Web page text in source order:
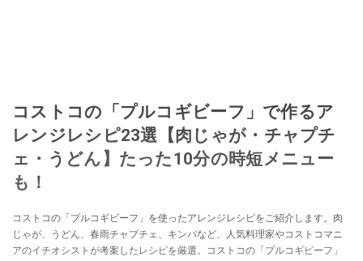
コストコの「プルコギビーフ」で作るア
レンジレシピ23選【肉じゃが・チャプチ
ェ・うどん】たった10分の時短メニュー
も！
コストコの「プルコギビーフ」を使ったアレンジレシピをご紹介します。肉
じゃが、うどん、春雨チャプチェ、キンパなど、人気料理家やコストコマニ
アのイチオシストが考案したレシピを厳選。コストコの「プルコギビーフ」